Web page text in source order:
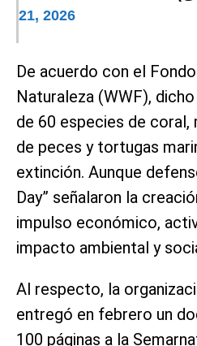
21, 2026
De acuerdo con el
Naturaleza (WWF),
de 60 especies de coral,
de peces y tortugas
extinción. Aunque
Day” señalaron la
impulso económico,
impacto ambiental y
Al respecto, la
entregó en febrero un
100 páginas a la